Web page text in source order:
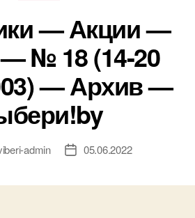
— Акции —
№ 18 (14-20
— Архив —
admin
Дата05.06.2022